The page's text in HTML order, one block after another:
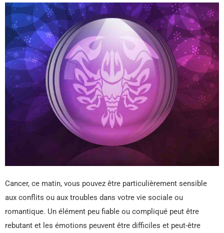
Cancer, ce matin, vous pouvez être particulièrement sensible
aux conflits ou aux troubles dans votre vie sociale ou
romantique. Un élément peu fiable ou compliqué peut être
rebutant et les émotions peuvent être difficiles et peut-être